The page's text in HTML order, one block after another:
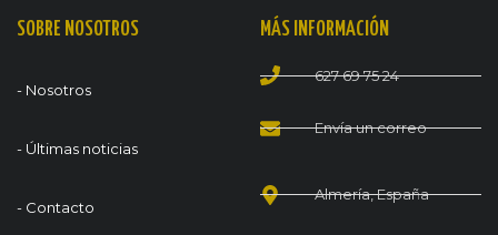
SOBRE NOSOTROS
- Nosotros
- Últimas noticias
- Contacto
MÁS INFORMACIÓN
627 69 75 24
Envía un correo
Almería, España